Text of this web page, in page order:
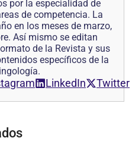
por la especialidad de
de competencia. La
en los meses de marzo,
Así mismo se editan
de la Revista y sus
específicos de la
LinkedIn Twitter